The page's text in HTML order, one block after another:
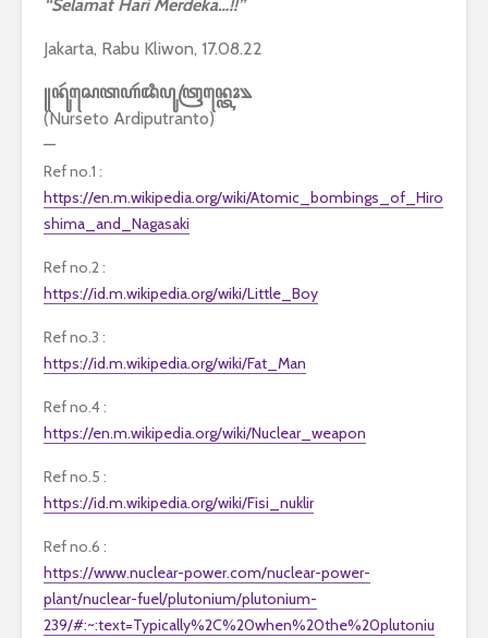
“Selamat Hari Merdeka…!!”
Jakarta, Rabu Kliwon, 17.08.22
꧋ꦤꦸꦂꦱꦺꦠꦲꦂꦢꦶꦥꦸꦠꦿꦤ꧀ꦠꦺꦴ꧉
(Nurseto Ardiputranto)
—
Ref no.1 :
https://en.m.wikipedia.org/wiki/Atomic_bombings_of_Hiro
shima_and_Nagasaki
Ref no.2 :
https://id.m.wikipedia.org/wiki/Little_Boy
Ref no.3 :
https://id.m.wikipedia.org/wiki/Fat_Man
Ref no.4 :
https://en.m.wikipedia.org/wiki/Nuclear_weapon
Ref no.5 :
https://id.m.wikipedia.org/wiki/Fisi_nuklir
Ref no.6 :
https://www.nuclear-power.com/nuclear-power-
plant/nuclear-fuel/plutonium/plutonium-
239/#:~:text=Typically%2C%20when%20the%20plutoniu